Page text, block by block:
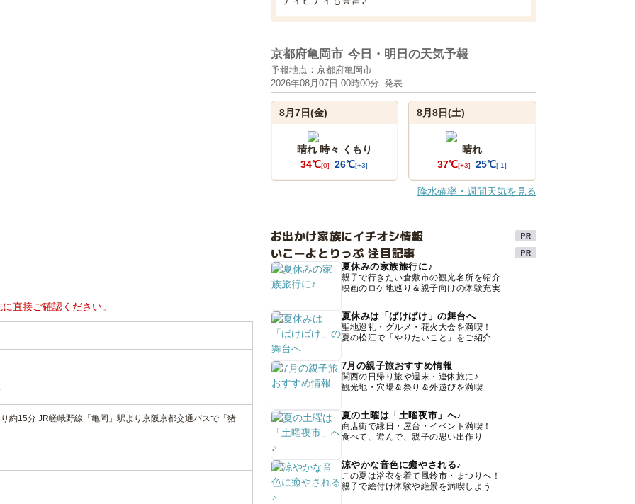
直接ご確認ください。
約15分 JR嵯峨野線「亀岡」駅より京阪京都交通バスで「猪
京都府亀岡市 今日・明日の天気予報
予報地点：京都府亀岡市
2026年08月07日 00時00分 発表
8月7日(金)
晴れ 時々 くもり
34℃[0] 26℃[+3]
8月8日(土)
晴れ
37℃[+3] 25℃[-1]
降水確率・週間天気を見る
お出かけ家族にイチオシ情報
いこーよとりっぷ 注目記事
夏休みの家族旅行に♪
親子で行きたい倉敷市の観光名所を紹介
映画のロケ地巡り＆親子向けの体験充実
夏休みは「ばけばけ」の舞台へ
聖地巡礼・グルメ・花火大会を満喫！
夏の松江で「やりたいこと」をご紹介
7月の親子旅おすすめ情報
関西の日帰り旅や週末・連休旅に♪
観光地・穴場＆祭り＆外遊びを満喫
夏の土曜は「土曜夜市」へ♪
商店街で縁日・屋台・イベント満喫！
食べて、遊んで、親子の思い出作り
涼やかな音色に癒やされる♪
この夏は浴衣を着て風鈴市・まつりへ！
親子で絵付け体験や絶景を満喫しよう